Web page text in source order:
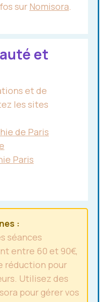
sur Nomisora.
et
et de
les sites
de Paris
Paris
:
séances
entre 60 et 90€,
réduction pour
Utilisez des
pour gérer vos